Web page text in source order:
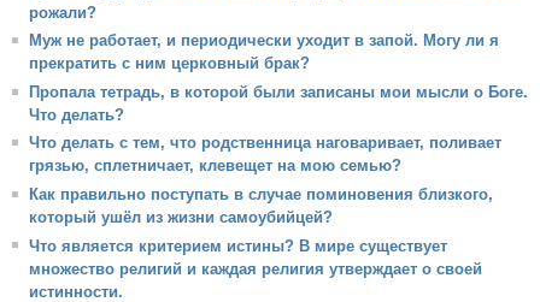
рожали?
Муж не работает, и периодически уходит в запой. Могу ли я
прекратить с ним церковный брак?
Пропала тетрадь, в которой были записаны мои мысли о Боге.
Что делать?
Что делать с тем, что родственница наговаривает, поливает
грязью, сплетничает, клевещет на мою семью?
Как правильно поступать в случае поминовения близкого,
который ушёл из жизни самоубийцей?
Что является критерием истины? В мире существует
множество религий и каждая религия утверждает о своей
истинности.